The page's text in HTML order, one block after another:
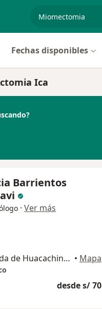
Fechas disponibles
Ica
Barrientos
· Ver más
Urbanización Rinconada de Huacachina II etapa F9, Ica • Mapa
desde s/ 70